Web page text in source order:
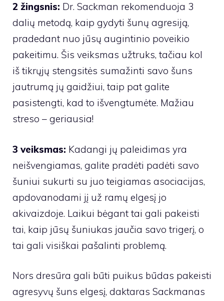
2 žingsnis: Dr. Sackman rekomenduoja 3
dalių metodą, kaip gydyti šunų agresiją,
pradedant nuo jūsų augintinio poveikio
pakeitimu. Šis veiksmas užtruks, tačiau kol
iš tikrųjų stengsitės sumažinti savo šuns
jautrumą jų gaidžiui, taip pat galite
pasistengti, kad to išvengtumėte. Mažiau
streso – geriausia!
3 veiksmas: Kadangi jų paleidimas yra
neišvengiamas, galite pradėti padėti savo
šuniui sukurti su juo teigiamas asociacijas,
apdovanodami jį už ramų elgesį jo
akivaizdoje. Laikui bėgant tai gali pakeisti
tai, kaip jūsų šuniukas jaučia savo trigerį, o
tai gali visiškai pašalinti problemą.
Nors dresūra gali būti puikus būdas pakeisti
agresyvų šuns elgesį, daktaras Sackmanas